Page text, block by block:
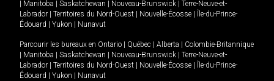
Manitoba Saskatchewan Nouveau-Brunswick
Terre-Neuve-et-
Labrador
Territoires du Nord-Ouest Nouvelle-Écosse
Île-du-Prince-
Édouard
Yukon Nunavut
Parcourir les bureaux en Ontario Québec Alberta
Colombie-Britannique
Manitoba Saskatchewan Nouveau-Brunswick
Terre-Neuve-et-
Labrador
Territoires du Nord-Ouest Nouvelle-Écosse
Île-du-Prince-
Édouard
Yukon Nunavut